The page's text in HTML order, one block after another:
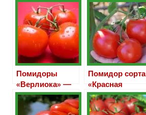
Помидоры
«Верлиока» —
тепличный сорт
томата
Помидор сорта
«Красная
шапочка»